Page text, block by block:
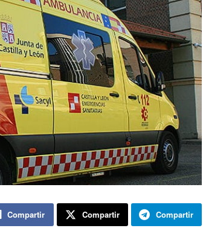
Compartir Compartir Compartir